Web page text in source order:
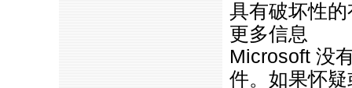
具有破坏性
更多信息
Microsoft 没
件。如果怀